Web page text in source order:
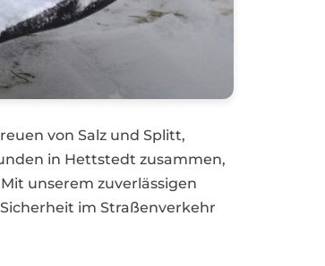
von Salz und Splitt,
in Hettstedt zusammen,
unserem zuverlässigen
im Straßenverkehr